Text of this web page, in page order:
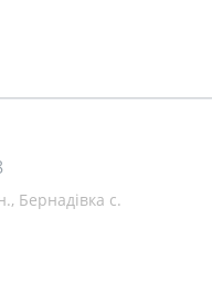
Бернадівка с.